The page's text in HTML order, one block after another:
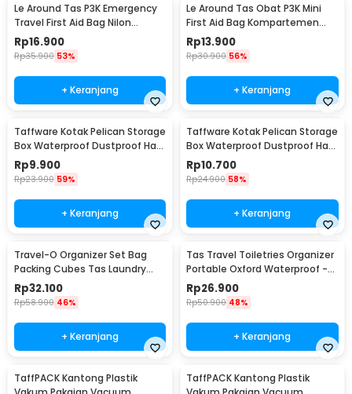
Le Around Tas P3K Emergency
Travel First Aid Bag Nilon
23.7x13x7.5cm - LG129
Rp16.900
Rp35.900 53%
+ Keranjang
Le Around Tas Obat P3K Mini
First Aid Bag Kompartemen
Travel - A3079
Rp13.900
Rp30.900 56%
+ Keranjang
Taffware Kotak Pelican Storage
Box Waterproof Dustproof Hard
Case ABS S - G10/J020
Rp9.900
Rp23.900 59%
+ Keranjang
Taffware Kotak Pelican Storage
Box Waterproof Dustproof Hard
Case ABS L - G10/J020
Rp10.700
Rp24.900 58%
+ Keranjang
Travel-O Organizer Set Bag
Packing Cubes Tas Laundry
Multi Size 6 PCS - BIB-610
Rp32.100
Rp58.900 46%
+ Keranjang
Tas Travel Toiletries Organizer
Portable Oxford Waterproof -
F119
Rp26.900
Rp50.900 48%
+ Keranjang
TaffPACK Kantong Plastik
TaffPACK Kantong Plastik